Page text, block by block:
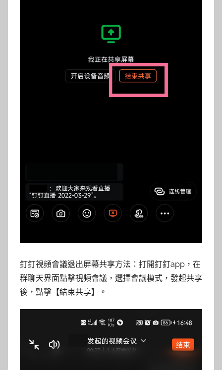
釘釘視頻會議退出屏幕共享方法：打開釘釘app，在
群聊天界面點擊視頻會議，選擇會議模式，發起共享
後，點擊【結束共享】。